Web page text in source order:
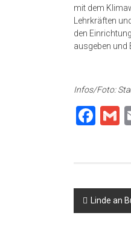
mit dem
Lehrkräften
den
ausgeben und
Infos/Foto:
Linde an